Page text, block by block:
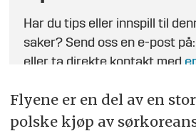
Har du tips eller innspill til
saker? Send oss en e-post
eller ta direkte kontakt med
Flyene er en del av en
polske kjøp av